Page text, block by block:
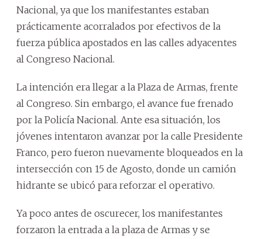
Nacional, ya que los manifestantes estaban
prácticamente acorralados por efectivos de la
fuerza pública apostados en las calles adyacentes
al Congreso Nacional.
La intención era llegar a la Plaza de Armas, frente
al Congreso. Sin embargo, el avance fue frenado
por la Policía Nacional. Ante esa situación, los
jóvenes intentaron avanzar por la calle Presidente
Franco, pero fueron nuevamente bloqueados en la
intersección con 15 de Agosto, donde un camión
hidrante se ubicó para reforzar el operativo.
Ya poco antes de oscurecer, los manifestantes
forzaron la entrada a la plaza de Armas y se